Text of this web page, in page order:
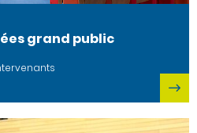
grand public